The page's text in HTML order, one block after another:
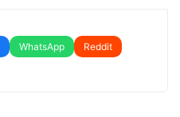
WhatsApp
Reddit